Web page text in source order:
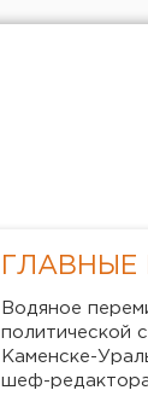
Водяное
политической
Каменске-
шеф-